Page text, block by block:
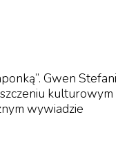
roku pełniła
wykonawczą
marki oraz
Gwen Stefani
kulturowym
wywiadzie